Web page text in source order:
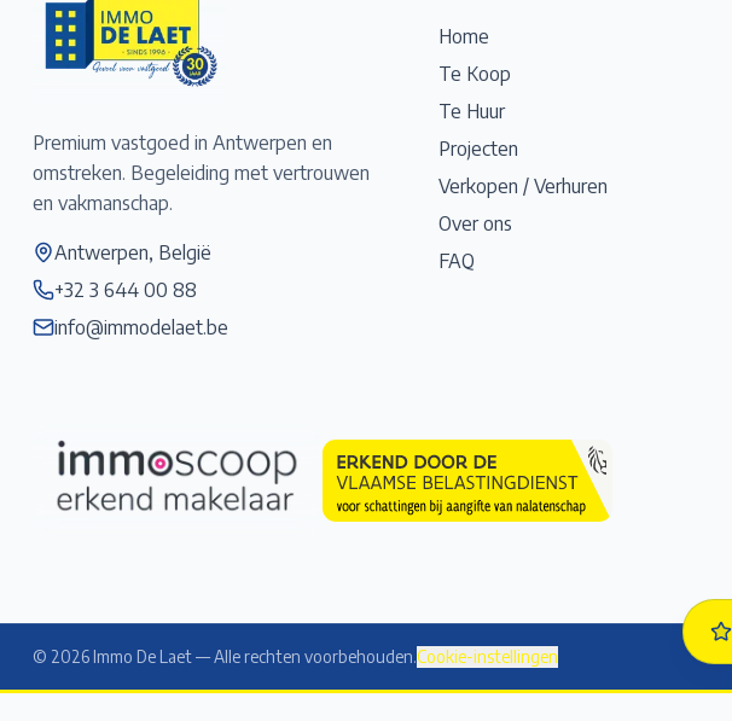
Premium vastgoed in Antwerpen en
omstreken. Begeleiding met vertrouwen
en vakmanschap.
Antwerpen, België
+32 3 644 00 88
info@immodelaet.be
Home
Te Koop
Te Huur
Projecten
Verkopen / Verhuren
Over ons
FAQ
© 2026 Immo De Laet — Alle rechten voorbehouden.Cookie-instellingen